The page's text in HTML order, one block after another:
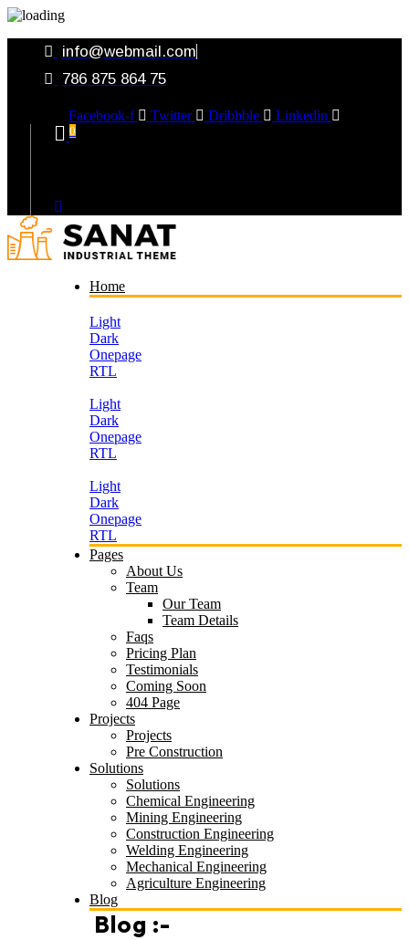
info@webmail.com
786 875 864 75
Facebook-f Twitter Dribbble Linkedin
0
Home
Light
Dark
Onepage
RTL
Light
Dark
Onepage
RTL
Light
Dark
Onepage
RTL
Pages
About Us
Team
Our Team
Team Details
Faqs
Pricing Plan
Testimonials
Coming Soon
404 Page
Projects
Projects
Pre Construction
Solutions
Solutions
Chemical Engineering
Mining Engineering
Construction Engineering
Welding Engineering
Mechanical Engineering
Agriculture Engineering
Blog
Blog :-